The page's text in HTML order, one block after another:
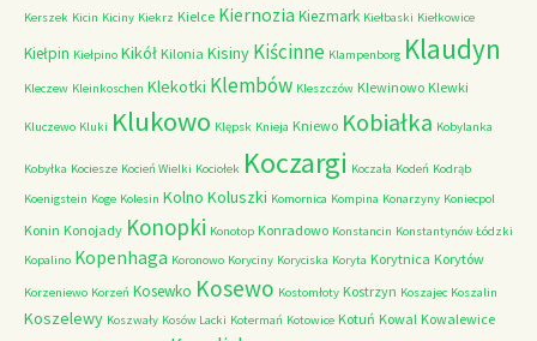
Kerszek Kicin Kiciny Kiekrz Kielce Kiernozia Kiezmark Kiełbaski Kiełkowice
Kiełpin Kiełpino Kikół Kilonia Kisiny Kiścinne Klampenborg Klaudyn
Kleczew Kleinkoschen Klekotki Klembów Kleszczów Klewinowo Klewki
Kluczewo Kluki Klukowo Klępsk Knieja Kniewo Kobiałka Kobylanka
Kobyłka Kociesze Kocień Wielki Kociołek Koczargi Koczała Kodeń Kodrąb
Koenigstein Koge Kolesin Kolno Koluszki Komornica Kompina Konarzyny Koniecpol
Konin Konojady Konopki Konotop Konradowo Konstancin Konstantynów Łódzki
Kopalino Kopenhaga Koronowo Koryciny Koryciska Koryta Korytnica Korytów
Korzeniewo Korzeń Kosewko Kosewo Kostomłoty Kostrzyn Koszajec Koszalin
Koszelewy Koszwały Kosów Lacki Kotermań Kotowice Kotuń Kowal Kowalewice